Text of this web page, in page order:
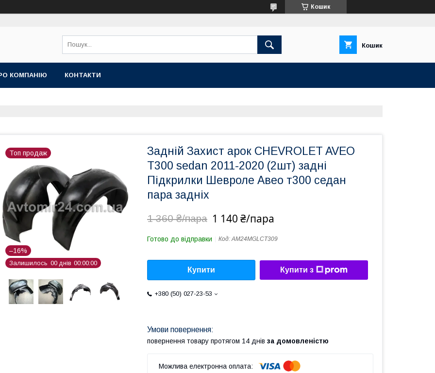
Кошик
Кошик
КОМПАНІЮ КОНТАКТИ
Топ продаж
–16%
Залишилось 00 днів 00 00 00
Задній Захист арок CHEVROLET AVEO
Т300 sedan 2011-2020 (2шт) задні
Підкрилки Шевроле Авео т300 седан
пара задніх
1 360 ₴/пара 1 140 ₴/пара
Готово до відправки Код:AM24MGLCT309
Купити Купити з
+380 (50) 027-23-53
повернення товару протягом 14 днів за домовленістю